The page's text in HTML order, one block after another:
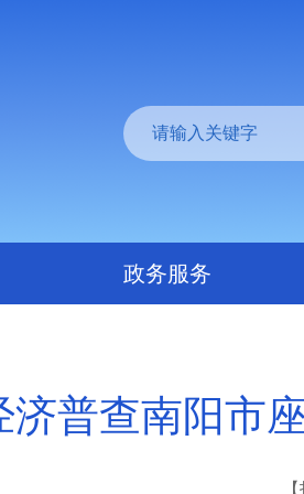
政务服务
普查南阳市